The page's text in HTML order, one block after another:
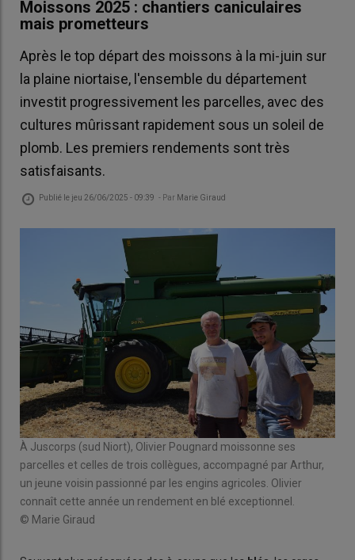
Moissons 2025 : chantiers caniculaires
mais prometteurs
Après le top départ des moissons à la mi-juin sur
la plaine niortaise, l'ensemble du département
investit progressivement les parcelles, avec des
cultures mûrissant rapidement sous un soleil de
plomb. Les premiers rendements sont très
satisfaisants.
Publié le jeu 26/06/2025 - 09:39 - Par Marie Giraud
À Juscorps (sud Niort), Olivier Pougnard moissonne ses
parcelles et celles de trois collègues, accompagné par Arthur,
un jeune voisin passionné par les engins agricoles. Olivier
connaît cette année un rendement en blé exceptionnel.
© Marie Giraud